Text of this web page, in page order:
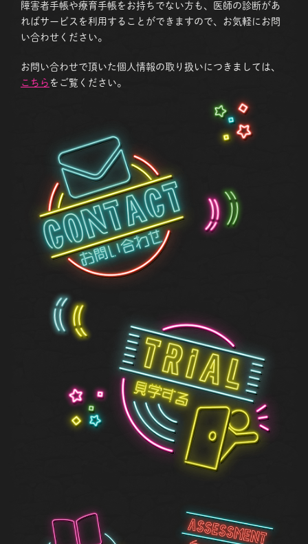
障害者手帳や療育手帳をお持ちでない方も、医師の診断があ
ればサービスを利用することができますので、お気軽にお問
い合わせください。
お問い合わせで頂いた個人情報の取り扱いにつきましては、
こちら をご覧ください。